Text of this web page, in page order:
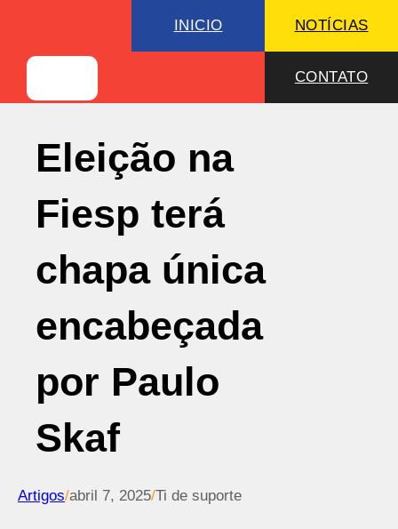
INICIO NOTÍCIAS
CONTATO
Eleição na
Fiesp terá
chapa única
encabeçada
por Paulo
Skaf
Artigos/abril 7, 2025/Ti de suporte